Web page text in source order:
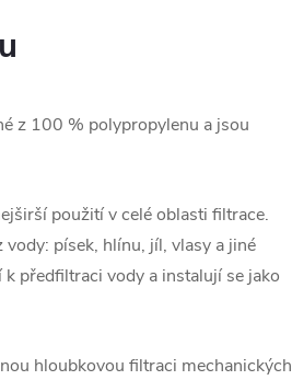
z 100 % polypropylenu a jsou
použití v celé oblasti filtrace.
písek, hlínu, jíl, vlasy a jiné
předfiltraci vody a instalují se jako
hloubkovou filtraci mechanických